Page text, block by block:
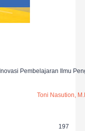
Inovasi Pembelajaran I lmu P
Toni Nasution,
197